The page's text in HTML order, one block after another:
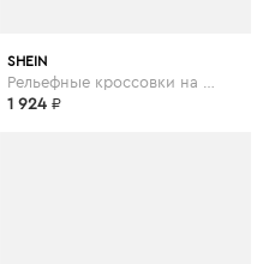
SHEIN
1 924 ₽